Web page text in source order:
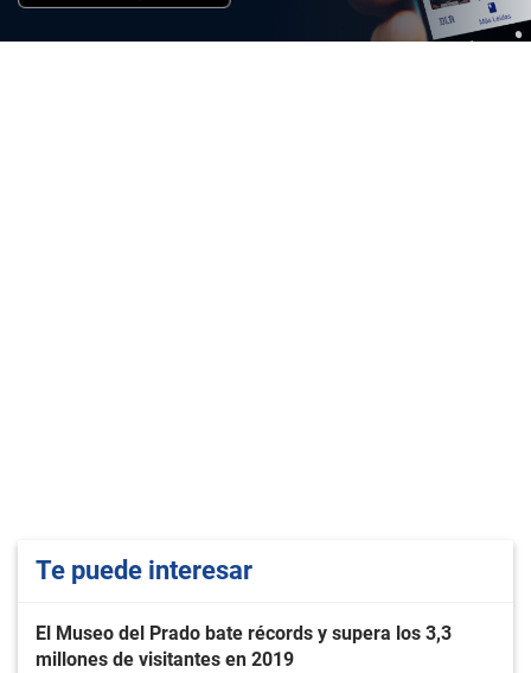
Te puede interesar
El Museo del Prado bate récords y supera los 3,3
millones de visitantes en 2019